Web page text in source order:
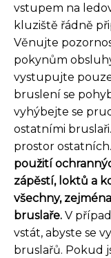
vstupem na
kluziště řádně
Věnujte
pokynům
vystupujte
bruslení se
vyhýbejte se
ostatními
prostor ostatních.
použití
zápěstí, loktů a
všechny,
bruslaře. V
vstát, abyste se
bruslařů. Pokud